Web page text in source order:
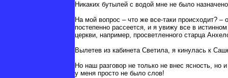
Никаких бутылей с водой мне не было
На мой вопрос – что же все-таки происходит?
постепенно рассеется, и я увижу все в
церкви, например, просветленного старца
Вылетев из кабинета Светила, я кинулась к
Но наш разговор не только не внес ясность, но
у меня просто не было слов!